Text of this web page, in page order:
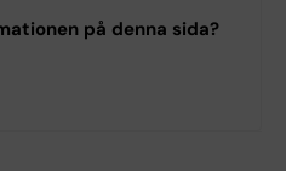
på denna sida?